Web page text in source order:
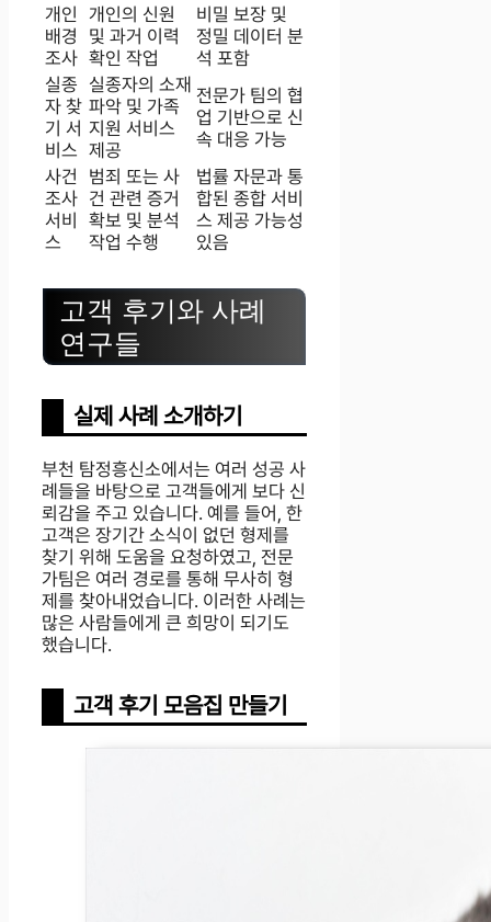
개인
배경
조사
개인의 신원
및 과거 이력
확인 작업
비밀 보장 및
정밀 데이터 분
석 포함
실종
자 찾
기 서
비스
실종자의 소재
파악 및 가족
지원 서비스
제공
전문가 팀의 협
업 기반으로 신
속 대응 가능
사건
조사
서비
스
범죄 또는 사
건 관련 증거
확보 및 분석
작업 수행
법률 자문과 통
합된 종합 서비
스 제공 가능성
있음
고객 후기와 사례
연구들
실제 사례 소개하기
부천 탐정흥신소에서는 여러 성공 사
례들을 바탕으로 고객들에게 보다 신
뢰감을 주고 있습니다. 예를 들어, 한
고객은 장기간 소식이 없던 형제를
찾기 위해 도움을 요청하였고, 전문
가팀은 여러 경로를 통해 무사히 형
제를 찾아내었습니다. 이러한 사례는
많은 사람들에게 큰 희망이 되기도
했습니다.
고객 후기 모음집 만들기